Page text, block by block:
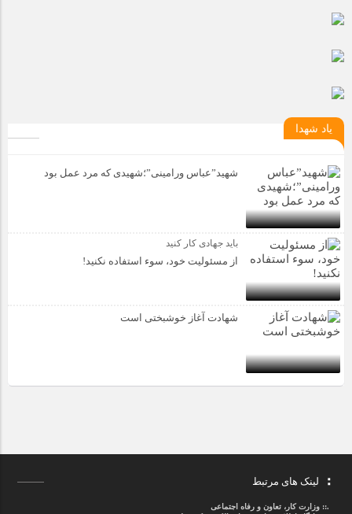
یاد شهدا
شهید”عباس ورامینی”؛شهیدی که مرد عمل بود
باید جهادی کار کنید
از مسئولیت خود، سوء استفاده نکنید!
شهادت آغاز خوشبختی است
لینک های مرتبط
.::وزارت کار، تعاون و رفاه اجتماعی